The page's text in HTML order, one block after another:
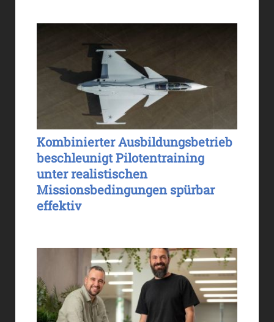
Kombinierter Ausbildungsbetrieb
beschleunigt Pilotentraining
unter realistischen
Missionsbedingungen spürbar
effektiv